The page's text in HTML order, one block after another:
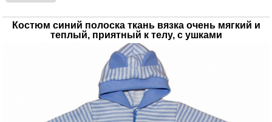
Костюм синий полоска ткань вязка очень мягкий и
теплый, приятный к телу, с ушками